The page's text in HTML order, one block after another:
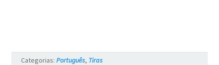
Categorias: Português, Tiras